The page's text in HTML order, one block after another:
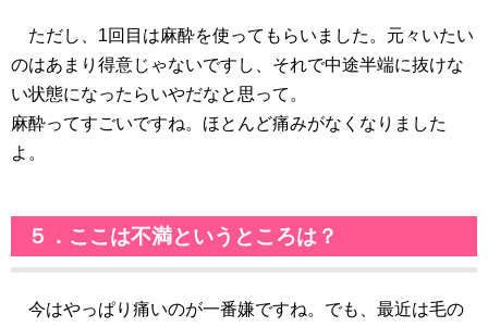
ただし、1回目は麻酔を使ってもらいました。元々いたい
のはあまり得意じゃないですし、それで中途半端に抜けな
い状態になったらいやだなと思って。
麻酔ってすごいですね。ほとんど痛みがなくなりました
よ。
５．ここは不満というところは？
今はやっぱり痛いのが一番嫌ですね。でも、最近は毛の